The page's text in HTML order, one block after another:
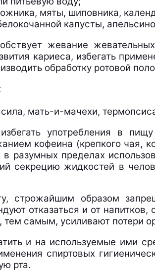
мяты, шиповника,
капусты,
жевание
кариеса, избегать
обработку ротовой
мать-и-мачехи,
употребления в
кофеина (крепкого чая,
разумных пределах
секрецию жидкостей в
строжайшим образом
отказаться и от
тем самым, усиливают потери
и на используемые ими
спиртовых
рта.